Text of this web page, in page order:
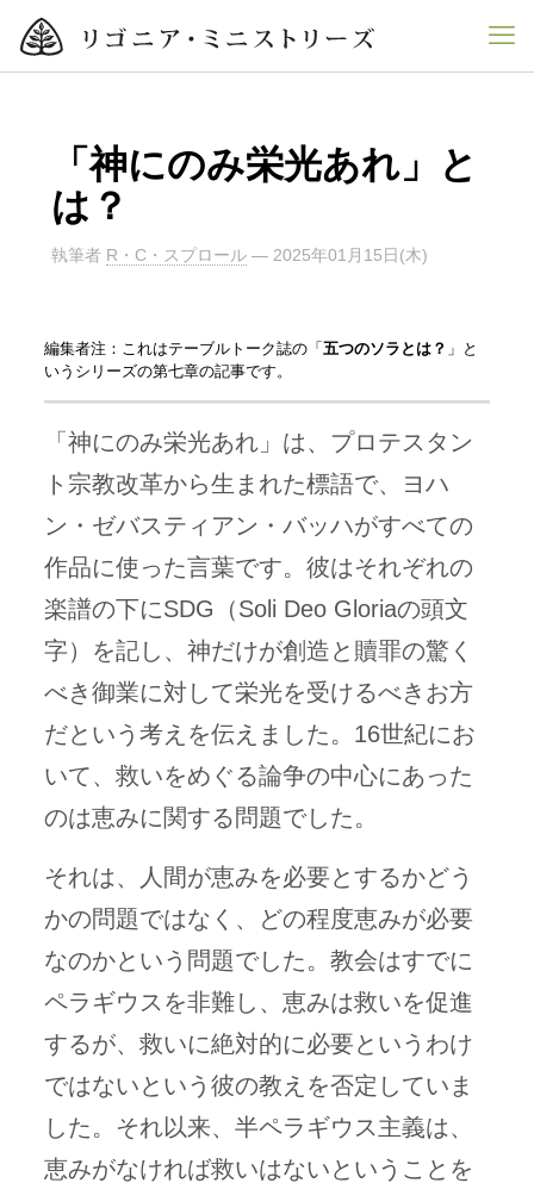
「神にのみ栄光あれ」と
は？
執筆者 R・C・スプロール — 2025年01月15日(木)
編集者注：これはテーブルトーク誌の「五つのソラとは？ 」と
いうシリーズの第七章の記事です。
「神にのみ栄光あれ」は、プロテスタン
ト宗教改革から生まれた標語で、ヨハ
ン・ゼバスティアン・バッハがすべての
作品に使った言葉です。彼はそれぞれの
楽譜の下にSDG（Soli Deo Gloriaの頭文
字）を記し、神だけが創造と贖罪の驚く
べき御業に対して栄光を受けるべきお方
だという考えを伝えました。16世紀にお
いて、救いをめぐる論争の中心にあった
のは恵みに関する問題でした。
それは、人間が恵みを必要とするかどう
かの問題ではなく、どの程度恵みが必要
なのかという問題でした。教会はすでに
ペラギウスを非難し、恵みは救いを促進
するが、救いに絶対的に必要というわけ
ではないという彼の教えを否定していま
した。それ以来、半ペラギウス主義は、
恵みがなければ救いはないということを